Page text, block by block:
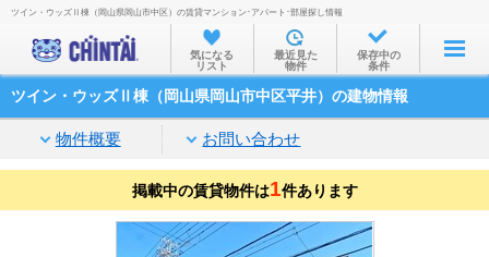
お部屋を探す
沿線・駅から
家賃相場から
通勤通学時間から
物件特集から
ツイン・ウッズⅡ棟（岡山県岡山市中区）の賃貸マンション･アパート･部屋探し情報
気になる
リスト
最近見た
物件
保存中の
条件
ツイン・ウッズⅡ棟（岡山県岡山市中区平井）の建物情報
物件概要 お問い合わせ
掲載中の賃貸物件は1件あります